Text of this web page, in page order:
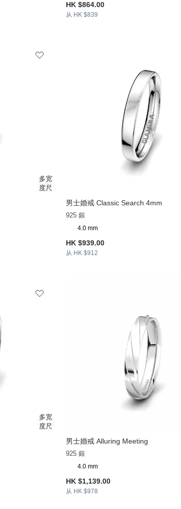
HK $864.00
从 HK $839
男士婚戒 Classic Search 4mm
925 銀
4.0 mm
HK $939.00
从 HK $912
男士婚戒 Alluring Meeting
925 銀
4.0 mm
HK $1,139.00
从 HK $978